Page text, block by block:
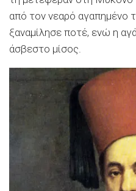
από τον νεαρό αγαπημένο
ξαναμίλησε ποτέ, ενώ η
άσβεστο μίσος.